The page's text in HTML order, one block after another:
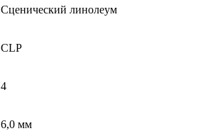
Сценический линолеум
CLP
4
6,0 мм